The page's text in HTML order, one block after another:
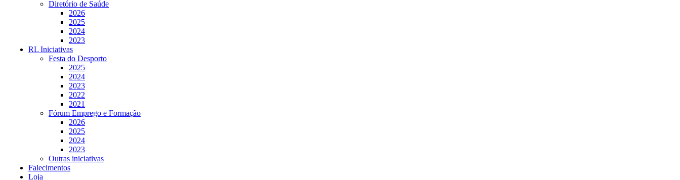
Diretório de Saúde
2026
2025
2024
2023
RL Iniciativas
Festa do Desporto
2025
2024
2023
2022
2021
Fórum Emprego e Formação
2026
2025
2024
2023
Outras iniciativas
Falecimentos
Loja